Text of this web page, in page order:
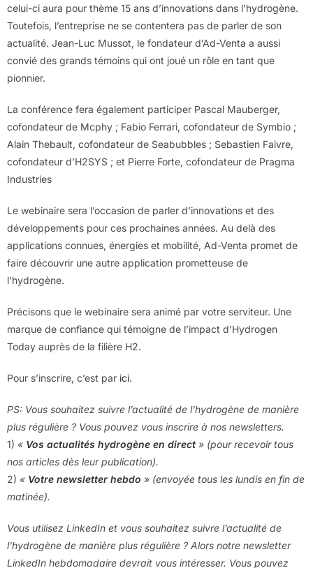
celui-ci aura pour thème 15 ans d’innovations dans l’hydrogène.
Toutefois, l’entreprise ne se contentera pas de parler de son
actualité. Jean-Luc Mussot, le fondateur d’Ad-Venta a aussi
convié des grands témoins qui ont joué un rôle en tant que
pionnier.
La conférence fera également participer Pascal Mauberger,
cofondateur de Mcphy ; Fabio Ferrari, cofondateur de Symbio ;
Alain Thebault, cofondateur de Seabubbles ; Sebastien Faivre,
cofondateur d’H2SYS ; et Pierre Forte, cofondateur de Pragma
Industries
Le webinaire sera l’occasion de parler d’innovations et des
développements pour ces prochaines années. Au delà des
applications connues, énergies et mobilité, Ad-Venta promet de
faire découvrir une autre application prometteuse de
l’hydrogène.
Précisons que le webinaire sera animé par votre serviteur. Une
marque de confiance qui témoigne de l’impact d’Hydrogen
Today auprès de la filière H2.
Pour s’inscrire, c’est par ici.
PS: Vous souhaitez suivre l’actualité de l’hydrogène de manière
plus régulière ? Vous pouvez vous inscrire à nos newsletters.
1) « Vos actualités hydrogène en direct » (pour recevoir tous
nos articles dès leur publication).
2) « Votre newsletter hebdo » (envoyée tous les lundis en fin de
matinée).
Vous utilisez LinkedIn et vous souhaitez suivre l’actualité de
l’hydrogène de manière plus régulière ? Alors notre newsletter
LinkedIn hebdomadaire devrait vous intéresser. Vous pouvez